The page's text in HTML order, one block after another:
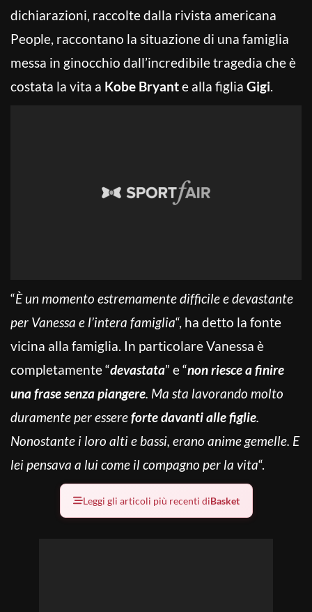
dichiarazioni, raccolte dalla rivista americana
People, raccontano la situazione di una famiglia
messa in ginocchio dall’incredibile tragedia che è
costata la vita a Kobe Bryante alla figlia Gigi.
“È un momento estremamente difficile e devastante
per Vanessa e l’intera famiglia“, ha detto la fonte
vicina alla famiglia. In particolare Vanessa è
completamente “devastata” e “non riesce a finire
una frase senza piangere. Ma sta lavorando molto
duramente per essereforte davanti alle figlie.
Nonostante i loro alti e bassi, erano anime gemelle. E
lei pensava a lui come il compagno per la vita“.
Leggi gli articoli più recenti diBasket